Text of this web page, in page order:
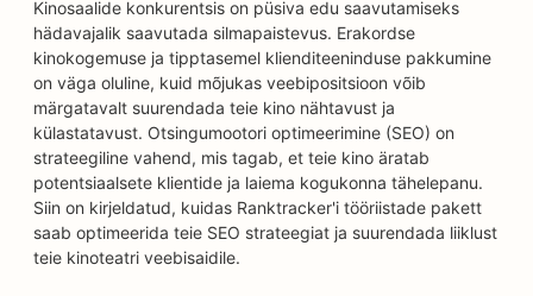
Kinosaalide konkurentsis on püsiva edu saavutamiseks
hädavajalik saavutada silmapaistevus. Erakordse
kinokogemuse ja tipptasemel klienditeeninduse pakkumine
on väga oluline, kuid mõjukas veebipositsioon võib
märgatavalt suurendada teie kino nähtavust ja
külastatavust. Otsingumootori optimeerimine (SEO) on
strateegiline vahend, mis tagab, et teie kino äratab
potentsiaalsete klientide ja laiema kogukonna tähelepanu.
Siin on kirjeldatud, kuidas Ranktracker'i tööriistade pakett
saab optimeerida teie SEO strateegiat ja suurendada liiklust
teie kinoteatri veebisaidile.